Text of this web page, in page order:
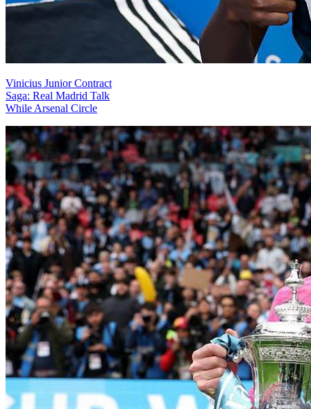
Vinicius Junior Contract
Saga: Real Madrid Talk
While Arsenal Circle